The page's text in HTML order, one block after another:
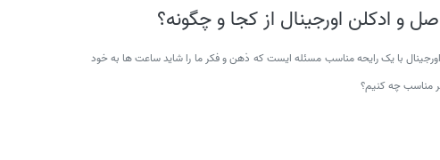
و ادکلن اورجینال از کجا و چگونه؟
با یک رایحه مناسب مسئله ایست که ذهن و فکر ما را شاید ساعت ها به خود
مناسب چه کنیم؟